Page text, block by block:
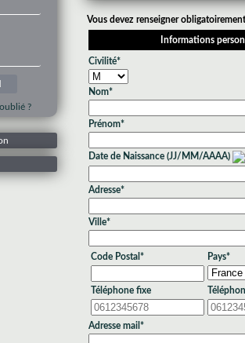
?
Vous devez renseigner
Informations
Civilité*
Nom*
Prénom*
Date de Naissance (JJ/MM/AAAA)
Adresse*
Ville*
Code Postal* Pays*
Téléphone fixe
Adresse mail*